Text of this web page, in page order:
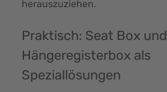
herauszuziehen.
Praktisch: Seat Box und
Hängeregisterbox als
Speziallösungen